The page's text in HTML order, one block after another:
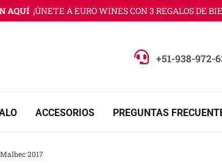
¡ÚNETE A EURO WINES CON 3 REGALOS DE
+51-938-972-
ACCESORIOS PREGUNTAS
2017